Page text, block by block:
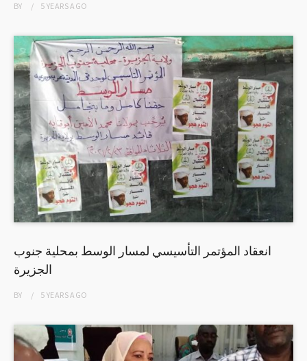
BY 5 YEARSAGO
انعقاد المؤتمر التأسيسي لمسار الوسط بمحلية جنوب
الجزيرة
BY 5 YEARSAGO